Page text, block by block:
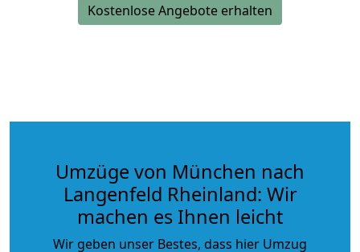
Kostenlose Angebote erhalten
Umzüge von München nach
Langenfeld Rheinland: Wir
machen es Ihnen leicht
Wir geben unser Bestes, dass hier Umzug